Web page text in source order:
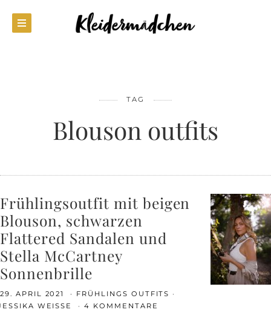
TAG
Blouson outfits
Frühlingsoutfit mit beigen
Blouson, schwarzen
Flattered Sandalen und
Stella McCartney
Sonnenbrille
29. APRIL 2021
FRÜHLINGS OUTFITS
WEISSE
4 KOMMENTARE